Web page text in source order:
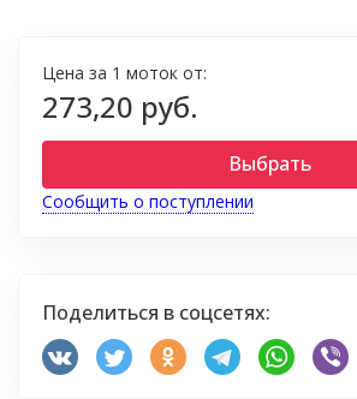
Цена за 1 моток от:
273,20 руб.
Выбрать
Сообщить о поступлении
Поделиться в соцсетях: